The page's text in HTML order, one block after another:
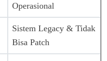
Operasional
Sistem Legacy & Tidak
Bisa Patch